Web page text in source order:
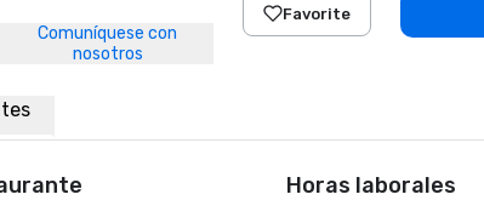
Comuníquese con
nosotros
Favorite
Horas laborales